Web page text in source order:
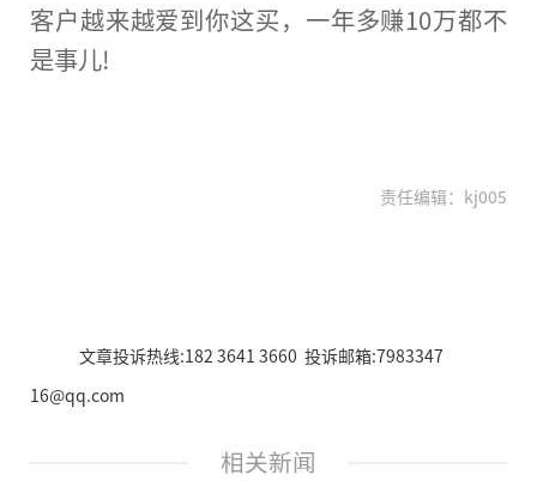
客户越来越爱到你这买，一年多赚10万都不
是事儿!
责任编辑：kj005
文章投诉热线:182 3641 3660 投诉邮箱:7983347
16@qq.com
相关新闻